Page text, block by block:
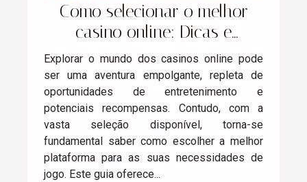
Como selecionar o melhor
casino online: Dicas e
estratégias
Explorar o mundo dos casinos online pode
ser uma aventura empolgante, repleta de
oportunidades de entretenimento e
potenciais recompensas. Contudo, com a
vasta seleção disponível, torna-se
fundamental saber como escolher a melhor
plataforma para as suas necessidades de
jogo. Este guia oferece...